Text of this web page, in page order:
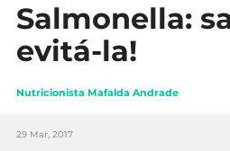
Nutrição
Salmonella:
evitá-la!
Nutricionista Mafalda Andrade
29 Mar, 2017